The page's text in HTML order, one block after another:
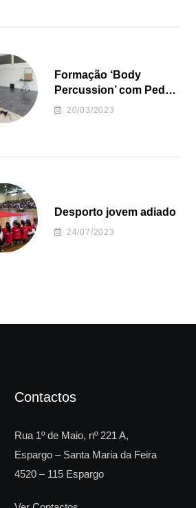
Formação ‘Body
Percussion’ com Pedro
Almeida
20/03/2023
Desporto jovem adiado
24/07/2023
Contactos
Rua 1º de Maio, nº 221 A,
Espargo – Santa Maria da Feira
4520 – 115 Espargo